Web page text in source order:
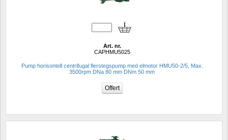
Art. nr.
CAPHMU5025
Pump horisontell centrifugal flerstegspump med elmotor HMU50-2/5, Max.
3500rpm DNa 80 mm DNm 50 mm